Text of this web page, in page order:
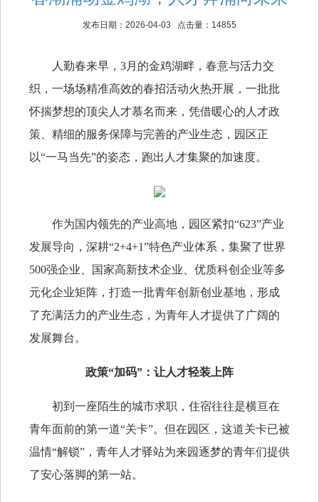
发布日期：2026-04-03 点击量：14855
人勤春来早，3月的金鸡湖畔，春意与活力交
织，一场场精准高效的春招活动火热开展，一批批
怀揣梦想的顶尖人才慕名而来，凭借暖心的人才政
策、精细的服务保障与完善的产业生态，园区正
以“一马当先”的姿态，跑出人才集聚的加速度。
作为国内领先的产业高地，园区紧扣“623”产业
发展导向，深耕“2+4+1”特色产业体系，集聚了世界
500强企业、国家高新技术企业、优质科创企业等多
元化企业矩阵，打造一批青年创新创业基地，形成
了充满活力的产业生态，为青年人才提供了广阔的
发展舞台。
政策“加码”：让人才轻装上阵
初到一座陌生的城市求职，住宿往往是横亘在
青年面前的第一道“关卡”。但在园区，这道关卡已被
温情“解锁”，青年人才驿站为来园逐梦的青年们提供
了安心落脚的第一站。